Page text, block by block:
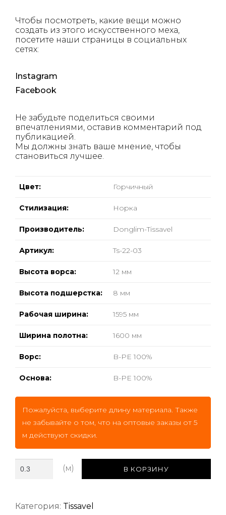
Чтобы посмотреть, какие вещи можно
создать из этого искусственного меха,
посетите наши страницы в социальных
сетях:
Instagram
Facebook
Не забудьте поделиться своими
впечатлениями, оставив комментарий под
публикацией.
Мы должны знать ваше мнение, чтобы
становиться лучшее.
Цвет: Горчичный
Стилизация: Норка
Производитель: Donglim-Tissavel
Артикул: Ts-22-03
Высота ворса: 12 мм
Высота подшерстка: 8 мм
Рабочая ширина: 1595 мм
Ширина полотна: 1600 мм
Ворс: B-PE 100%
Основа: B-PE 100%
Пожалуйста, выберите длину материала. Также
не забывайте о том, что на оптовые заказы от 5
м действуют скидки.
В КОРЗИНУ
Категория: Tissavel